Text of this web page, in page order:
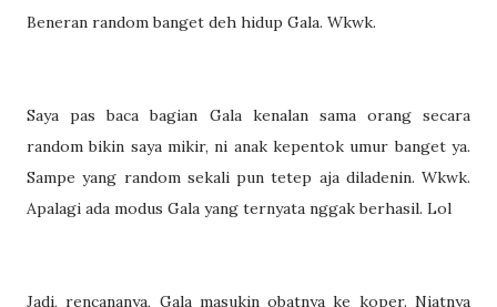
Beneran random banget deh hidup Gala. Wkwk.
Saya pas baca bagian Gala kenalan sama orang secara
random bikin saya mikir, ni anak kepentok umur banget ya.
Sampe yang random sekali pun tetep aja diladenin. Wkwk.
Apalagi ada modus Gala yang ternyata nggak berhasil. Lol
Jadi, rencananya, Gala masukin obatnya ke koper. Niatnya